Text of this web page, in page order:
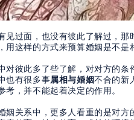
过面，也没有彼此了解过，
这样的方式来预算婚姻是不是
彼此多了些了解，对对方的条
也有很多事属相与婚姻不合的新
考，并不能起着决定的作用。
姻关系中，更多人看重的是对